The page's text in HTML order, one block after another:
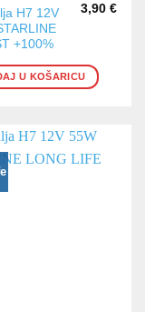
H7 12V
+100%
3,90 €
U KOŠARICU